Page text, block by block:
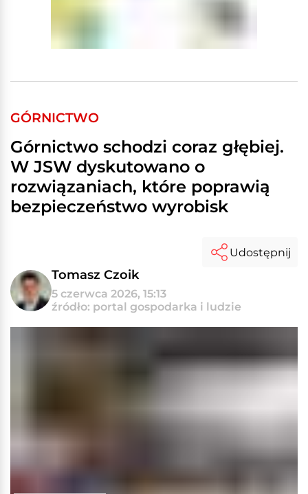
GÓRNICTWO
Górnictwo schodzi coraz głębiej.
W JSW dyskutowano o
rozwiązaniach, które poprawią
bezpieczeństwo wyrobisk
Tomasz Czoik
5 czerwca 2026, 15:13
źródło: portal gospodarka i ludzie
Udostępnij